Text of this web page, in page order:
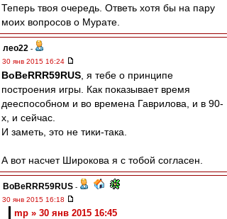
Теперь твоя очередь. Ответь хотя бы на пару
моих вопросов о Мурате.
лео22 -
30 янв 2015 16:24
BoBeRRR59RUS , я тебе о принципе
построения игры. Как показывает время
дееспособном и во времена Гаврилова, и в 90-
х, и сейчас.
И заметь, это не тики-така.
А вот насчет Широкова я с тобой согласен.
BoBeRRR59RUS -
30 янв 2015 16:18
mp » 30 янв 2015 16:45